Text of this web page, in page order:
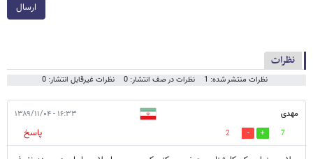
ارسال
نظرات
نظرات منتشر شده: 1 نظرات در صف انتشار: 0 نظرات غیرقابل انتشار: 0
مهدی ۱۶:۳۳ - ۱۳۸۹/۱۱/۰۴
7
2
پاسخ